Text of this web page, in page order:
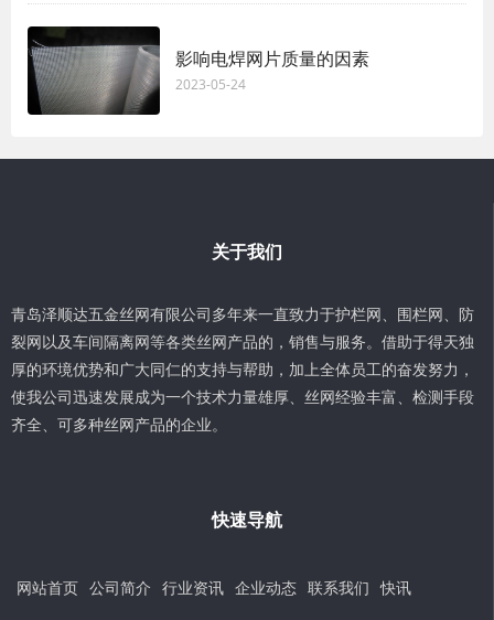
影响电焊网片质量的因素
2023-05-24
关于我们
青岛泽顺达五金丝网有限公司多年来一直致力于护栏网、围栏网、防
裂网以及车间隔离网等各类丝网产品的，销售与服务。借助于得天独
厚的环境优势和广大同仁的支持与帮助，加上全体员工的奋发努力，
使我公司迅速发展成为一个技术力量雄厚、丝网经验丰富、检测手段
齐全、可多种丝网产品的企业。
快速导航
网站首页 公司简介 行业资讯 企业动态 联系我们 快讯